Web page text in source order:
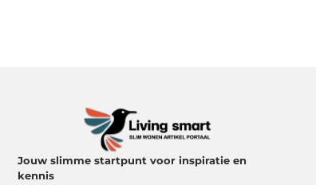
Jouw slimme startpunt voor inspiratie en
kennis